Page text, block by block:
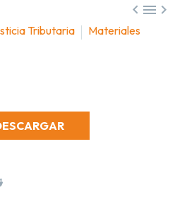

Tributaria
Materiales